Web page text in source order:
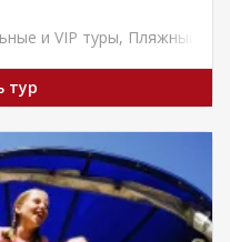
и VIP туры, Пляжный
тур